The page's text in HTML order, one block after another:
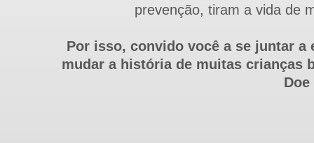
prevenção, tiram a vida de
Por isso, convido você a se juntar a
mudar a história de muitas crianças
Doe